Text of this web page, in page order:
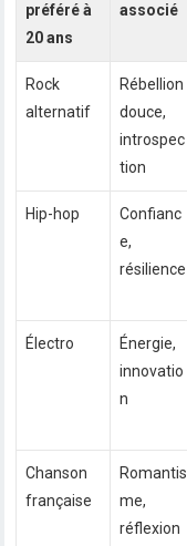
préféré à
20 ans
associé
Rock
alternatif
Rébellion
douce,
introspec
tion
Hip-hop
Confianc
e,
résilience
Électro
Énergie,
innovatio
n
Chanson
française
Romantis
me,
réflexion